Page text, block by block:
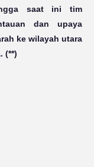
saat ini tim
dan upaya
ke wilayah utara
(**)